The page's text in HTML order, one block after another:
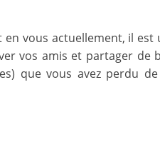
vous actuellement, il est
vos amis et partager de
que vous avez perdu